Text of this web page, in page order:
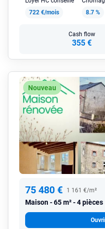
722 €/mois
8.7 %
Cash flow
355 €
Nouveau
75 480 € 1 161 €/m²
Maison 65 m² - 4 pièces